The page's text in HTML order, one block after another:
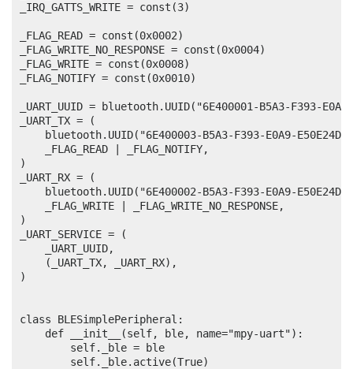
_IRQ_GATTS_WRITE = const(3)
_FLAG_READ = const(0x0002)
_FLAG_WRITE_NO_RESPONSE = const(0x0004)
_FLAG_WRITE = const(0x0008)
_FLAG_NOTIFY = const(0x0010)
_UART_UUID = bluetooth.UUID("6E400001-B5A3-F393-E0A9-
_UART_TX = (
bluetooth.UUID("6E400003-B5A3-F393-E0A9-
    _FLAG_READ | _FLAG_NOTIFY,
)
_UART_RX = (
bluetooth.UUID("6E400002-B5A3-F393-E0A9-
    _FLAG_WRITE | _FLAG_WRITE_NO_RESPONSE,
)
_UART_SERVICE = (
    _UART_UUID,
    (_UART_TX, _UART_RX),
)
class BLESimplePeripheral:
    def __init__(self, ble, name="mpy-uart"):
        self._ble = ble
        self._ble.active(True)